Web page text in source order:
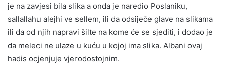
je na zavjesi bila slika a onda je naredio Poslaniku,
sallallahu alejhi ve sellem, ili da odsiječe glave na slikama
ili da od njih napravi šilte na kome će se sjediti, i dodao je
da meleci ne ulaze u kuću u kojoj ima slika. Albani ovaj
hadis ocjenjuje vjerodostojnim.